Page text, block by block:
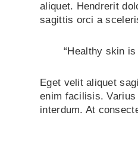
aliquet. Hendrerit
sagittis orci a
“Healthy skin
Eget velit aliquet
enim facilisis.
interdum. At